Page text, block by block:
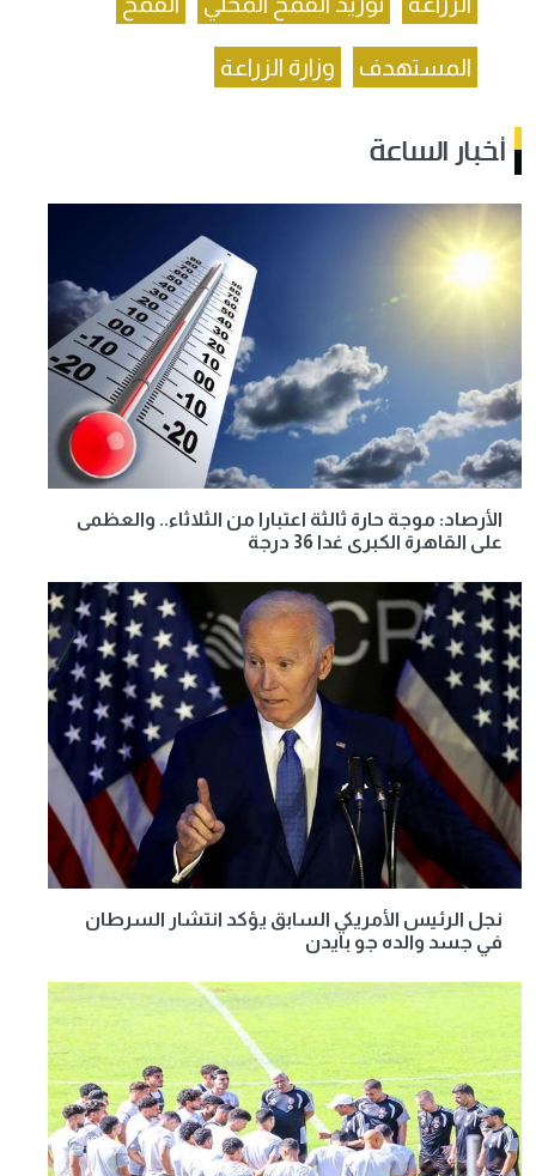
المستهدف وزارة الزراعة
أخبار الساعة
الأرصاد: موجة حارة ثالثة اعتبارا من الثلاثاء.. والعظمى
على القاهرة الكبرى غدا 36 درجة
نجل الرئيس الأمريكي السابق يؤكد انتشار السرطان
في جسد والده جو بايدن